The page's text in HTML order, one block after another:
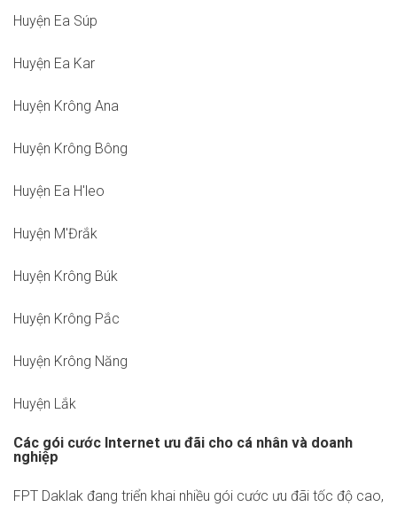
Huyện Ea Súp
Huyện Ea Kar
Huyện Krông Ana
Huyện Krông Bông
Huyện Ea H'leo
Huyện M'Đrắk
Huyện Krông Búk
Huyện Krông Pắc
Huyện Krông Năng
Huyện Lắk
Các gói cước Internet ưu đãi cho cá nhân và doanh
nghiệp
FPT Daklak đang triển khai nhiều gói cước ưu đãi tốc độ cao,